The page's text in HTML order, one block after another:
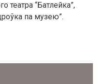
театра “Батлейка”,
па музею”.